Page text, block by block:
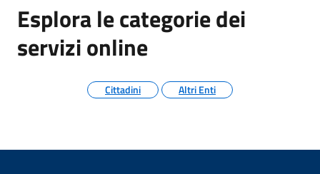
Esplora le categorie dei
servizi online
Cittadini Altri Enti